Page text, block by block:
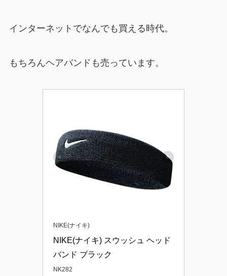
インターネットでなんでも買える時代。
もちろんヘアバンドも売っています。
NIKE(ナイキ)
NIKE(ナイキ) スウッシュ ヘッド
バンド ブラック
NK282